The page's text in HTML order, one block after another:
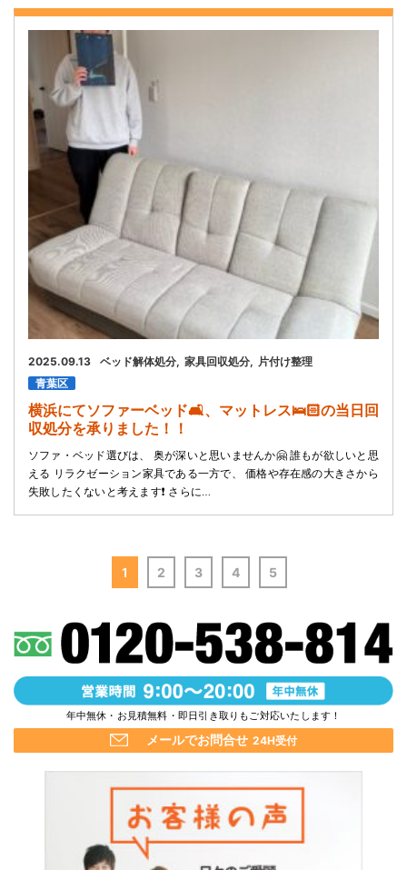
2025.09.13 ベッド解体処分 家具回収処分
片付け整理
青葉区
横浜にてソファーベッド🛋️、マットレス🛌🏻の当日回
収処分を承りました！！
ソファ・ベッド選びは、 奥が深いと思いませんか🤗 誰もが欲しいと思
える リラクゼーション家具である一方で、 価格や存在感の大きさから
失敗したくないと考えます❗ さらに…
1 2 3 4 5
年中無休・お見積無料・即日引き取りもご対応いたします！
メールでお問合せ 24H受付